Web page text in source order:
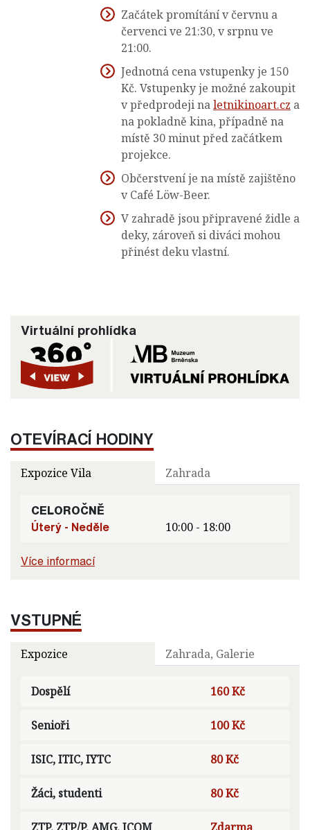
Začátek promítání v červnu a
červenci ve 21:30, v srpnu ve
21:00.
Jednotná cena vstupenky je 150
Kč. Vstupenky je možné zakoupit
v předprodeji naletnikinoart.cz a
na pokladně kina, případně na
místě 30 minut před začátkem
projekce.
Občerstvení je na místě zajištěno
v Café Löw-Beer.
V zahradě jsou připravené židle a
deky, zároveň si diváci mohou
přinést deku vlastní.
Virtuální prohlídka
OTEVÍRACÍ HODINY
Expozice Vila Zahrada
CELOROČNĚ
Úterý - Neděle
10:00 - 18:00
Více informací
VSTUPNÉ
Expozice Zahrada, Galerie
Dospělí 160 Kč
Senioři 100 Kč
ISIC, ITIC, IYTC 80 Kč
Žáci, studenti 80 Kč